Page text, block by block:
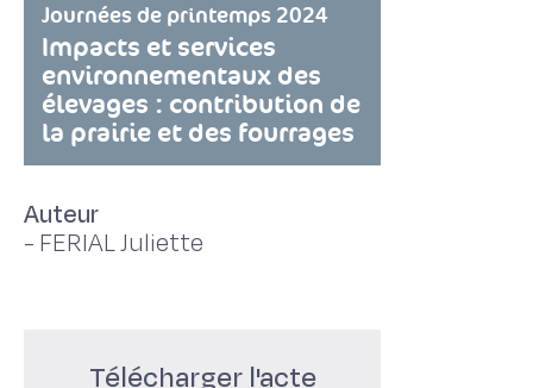
Journées de printemps 2024
Impacts et services
environnementaux des
élevages : contribution de
la prairie et des fourrages
Auteur
- FERIAL Juliette
Télécharger l'acte